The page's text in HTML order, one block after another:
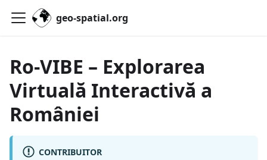
geo-spatial.org
Ro-VIBE – Explorarea
Virtuală Interactivă a
României
CONTRIBUITOR